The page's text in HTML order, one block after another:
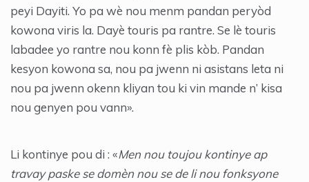
peyi Dayiti. Yo pa wè nou menm pandan peryòd
kowona viris la. Dayè touris pa rantre. Se lè touris
labadee yo rantre nou konn fè plis kòb. Pandan
kesyon kowona sa, nou pa jwenn ni asistans leta ni
nou pa jwenn okenn kliyan tou ki vin mande n’ kisa
nou genyen pou vann».
Li kontinye pou di : «Men nou toujou kontinye ap
travay paske se domèn nou se de li nou fonksyone